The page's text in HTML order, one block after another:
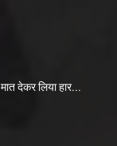
देकर लिया हार...